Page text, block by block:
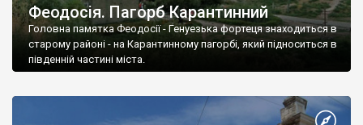
Феодосія. Пагорб Карантинний
Головна памятка Феодосії - Генуезька фортеця знаходиться в
старому районі - на Карантинному пагорбі, який підноситься в
південній частині міста.